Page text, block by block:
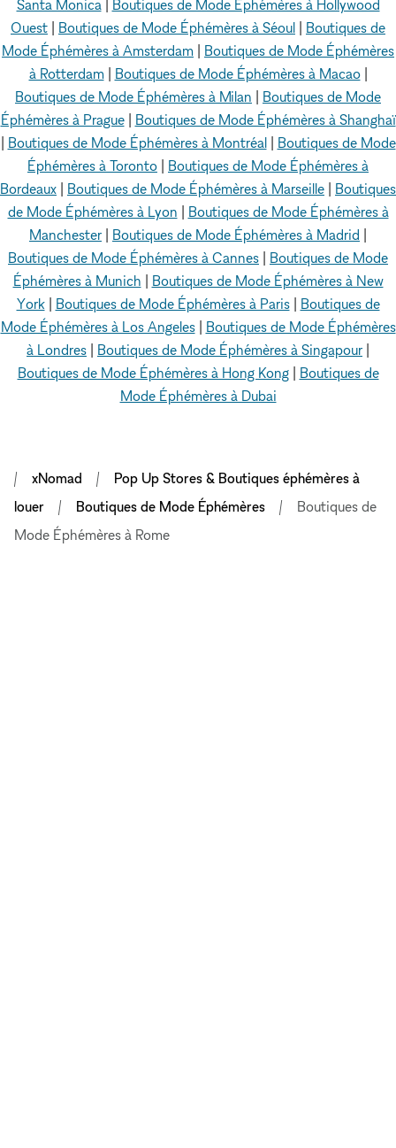
Santa Monica
Boutiques de Mode Éphémères à Hollywood
Ouest | Boutiques de Mode Éphémères à Séoul | Boutiques de
Mode Éphémères à Amsterdam | Boutiques de Mode Éphémères
à Rotterdam| Boutiques de Mode Éphémères à Macao|
Boutiques de Mode Éphémères à Milan | Boutiques de Mode
Éphémères à Prague| Boutiques de Mode Éphémères à Shanghaï
| Boutiques de Mode Éphémères à Montréal| Boutiques de Mode
Éphémères à Toronto | Boutiques de Mode Éphémères à
Bordeaux | Boutiques de Mode Éphémères à Marseille | Boutiques
de Mode Éphémères à Lyon | Boutiques de Mode Éphémères à
Manchester | Boutiques de Mode Éphémères à Madrid |
Boutiques de Mode Éphémères à Cannes | Boutiques de Mode
Éphémères à Munich | Boutiques de Mode Éphémères à New
York| Boutiques de Mode Éphémères à Paris| Boutiques de
Mode Éphémères à Los Angeles| Boutiques de Mode Éphémères
à Londres | Boutiques de Mode Éphémères à Singapour |
Boutiques de Mode Éphémères à Hong Kong| Boutiques de
Mode Éphémères à Dubai
xNomad
Pop Up Stores & Boutiques éphémères à
louer
Boutiques de Mode Éphémères
Boutiques de
Mode Éphémères à Rome